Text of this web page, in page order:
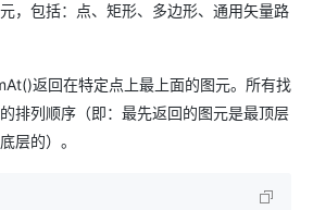
，包括：点、矩形、多边形、通用矢量路
返回在特定点上最上面的图元。所有找
排列顺序（即：最先返回的图元是最顶层
层的）。